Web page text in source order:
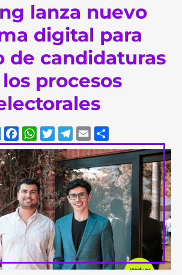
lanza nuevo
digital para
de candidaturas
procesos
LinkedIn
Facebook
WhatsApp
Twitter